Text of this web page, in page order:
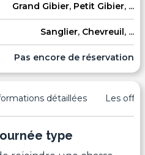
Grand Gibier, Petit Gibier, ...
Sanglier, Chevreuil, ...
Pas encore de réservation
détaillées Les
type